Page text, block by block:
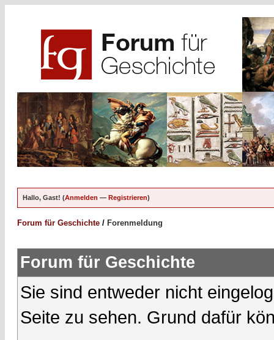
Hallo, Gast! (Anmelden — Registrieren)
Forum für Geschichte / Forenmeldung
Forum für Geschichte
Sie sind entweder nicht
Seite zu sehen. Grund dafür